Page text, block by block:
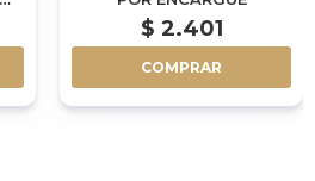
$ 2.401
COMPRAR